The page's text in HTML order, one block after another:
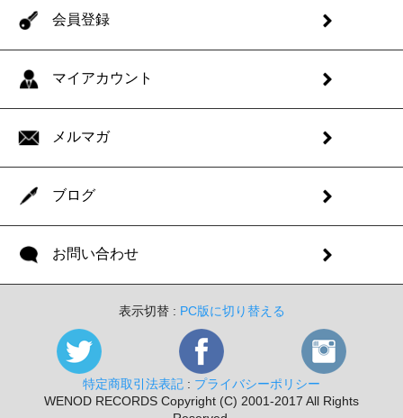
会員登録
マイアカウント
メルマガ
ブログ
お問い合わせ
表示切替 : PC版に切り替える
特定商取引法表記 : プライバシーポリシー
WENOD RECORDS Copyright (C) 2001-2017 All Rights